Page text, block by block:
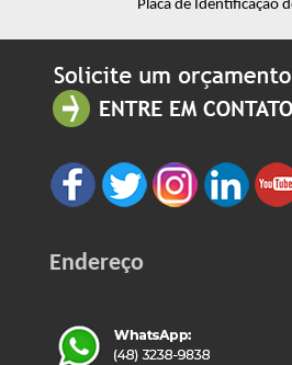
Placa de Identificação
Endereço